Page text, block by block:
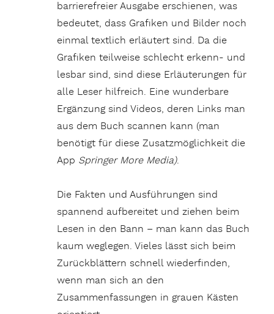
barrierefreier Ausgabe erschienen, was
bedeutet, dass Grafiken und Bilder noch
einmal textlich erläutert sind. Da die
Grafiken teilweise schlecht erkenn- und
lesbar sind, sind diese Erläuterungen für
alle Leser hilfreich. Eine wunderbare
Ergänzung sind Videos, deren Links man
aus dem Buch scannen kann (man
benötigt für diese Zusatzmöglichkeit die
App Springer More Media).
Die Fakten und Ausführungen sind
spannend aufbereitet und ziehen beim
Lesen in den Bann – man kann das Buch
kaum weglegen. Vieles lässt sich beim
Zurückblättern schnell wiederfinden,
wenn man sich an den
Zusammenfassungen in grauen Kästen